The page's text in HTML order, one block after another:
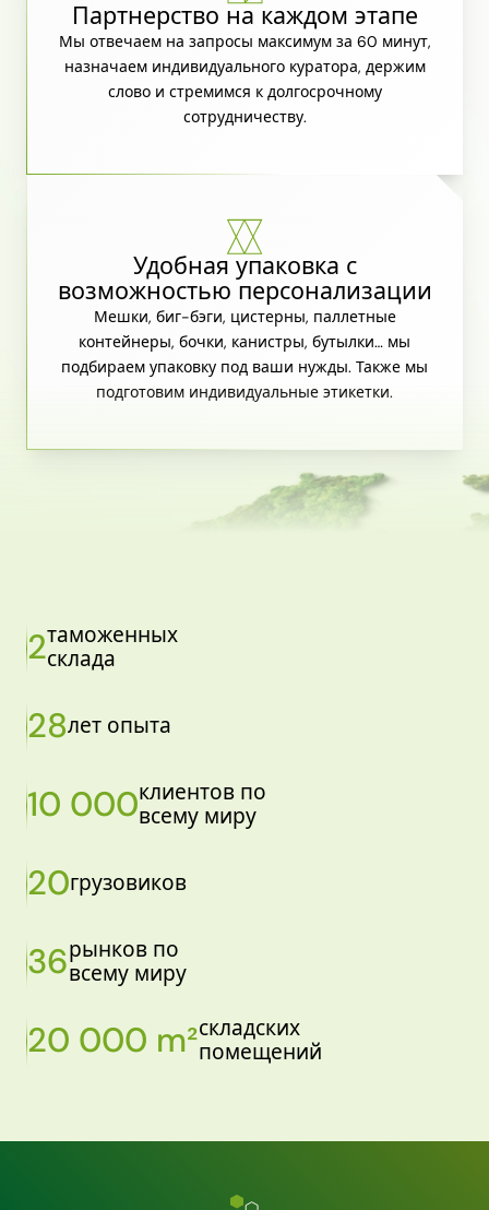
Партнерство на каждом этапе
Мы отвечаем на запросы максимум за 60 минут,
назначаем индивидуального куратора, держим
слово и стремимся к долгосрочному
сотрудничеству.
Удобная упаковка с
возможностью персонализации
Мешки, биг-бэги, цистерны, паллетные
контейнеры, бочки, канистры, бутылки… мы
подбираем упаковку под ваши нужды. Также мы
подготовим индивидуальные этикетки.
2таможенных
склада
28лет опыта
10 000клиентов по
всему миру
20грузовиков
36рынков по
всему миру
20 000 m²складских
помещений